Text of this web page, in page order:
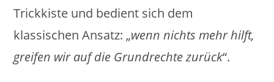
Trickkiste und bedient sich dem
klassischen Ansatz: „wenn nichts mehr hilft,
greifen wir auf die Grundrechte zurück“.